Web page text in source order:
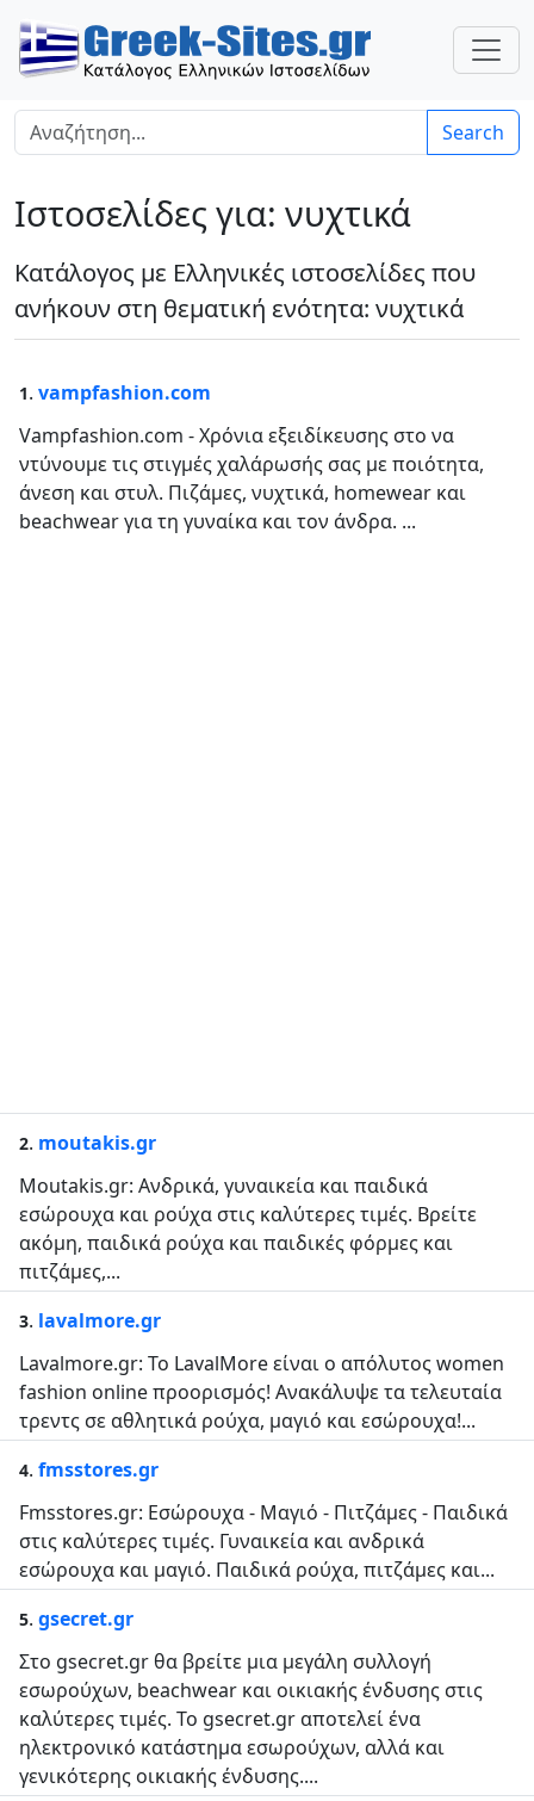
Search
Ιστοσελίδες για: νυχτικά
Κατάλογος με Ελληνικές ιστοσελίδες που
ανήκουν στη θεματική ενότητα: νυχτικά
1. vampfashion.com
Vampfashion.com - Χρόνια εξειδίκευσης στο να
ντύνουμε τις στιγμές χαλάρωσής σας με ποιότητα,
άνεση και στυλ. Πιζάμες, νυχτικά, homewear και
beachwear για τη γυναίκα και τον άνδρα. ...
2. moutakis.gr
Moutakis.gr: Ανδρικά, γυναικεία και παιδικά
εσώρουχα και ρούχα στις καλύτερες τιμές. Βρείτε
ακόμη, παιδικά ρούχα και παιδικές φόρμες και
πιτζάμες,...
3. lavalmore.gr
Lavalmore.gr: Το LavalMore είναι ο απόλυτος women
fashion online προορισμός! Ανακάλυψε τα τελευταία
τρεντς σε αθλητικά ρούχα, μαγιό και εσώρουχα!...
4. fmsstores.gr
Fmsstores.gr: Εσώρουχα - Μαγιό - Πιτζάμες - Παιδικά
στις καλύτερες τιμές. Γυναικεία και ανδρικά
εσώρουχα και μαγιό. Παιδικά ρούχα, πιτζάμες και...
5. gsecret.gr
Στο gsecret.gr θα βρείτε μια μεγάλη συλλογή
εσωρούχων, beachwear και οικιακής ένδυσης στις
καλύτερες τιμές. To gsecret.gr αποτελεί ένα
ηλεκτρονικό κατάστημα εσωρούχων, αλλά και
γενικότερης οικιακής ένδυσης....